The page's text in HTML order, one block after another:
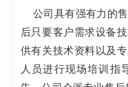
公司具有强有力的
后只要客户需求设备
供有关技术资料以及
人员进行现场培训指